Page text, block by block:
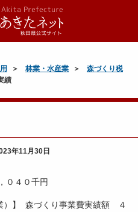
林業・水産業
森づくり税
績
年11月30日
０４０千円
）】 森づくり事業費実績額 ４